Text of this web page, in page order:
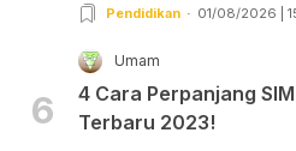
Pendidikan 01/08/2026 |
6
Umam
4 Cara Perpanjang
Terbaru 2023!